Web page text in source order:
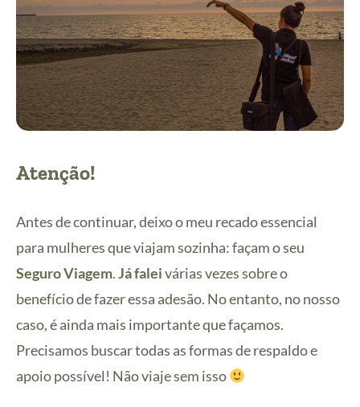
Atenção!
Antes de continuar, deixo o meu recado essencial
para mulheres que viajam sozinha: façam o seu
Seguro Viagem.Já faleivárias vezes sobre o
benefício de fazer essa adesão. No entanto, no nosso
caso, é ainda mais importante que façamos.
Precisamos buscar todas as formas de respaldo e
apoio possível! Não viaje sem isso